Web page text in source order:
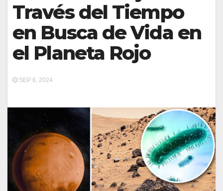
Través del Tiempo
en Busca de Vida en
el Planeta Rojo
SEP 6, 2024